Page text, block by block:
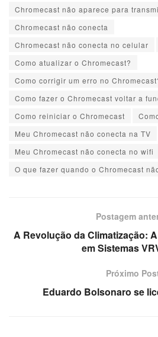
Chromecast não aparece para
Chromecast não conecta
Chromecast não conecta no celular
Como atualizar o Chromecast?
Como corrigir um erro no
Como fazer o Chromecast voltar a
Como reiniciar o Chromecast
Meu Chromecast não conecta na TV
Meu Chromecast não conecta no wifi
O que fazer quando o Chromecast
Postagem
A Revolução da Climatização:
em Sistemas
Próximo
Eduardo Bolsonaro se